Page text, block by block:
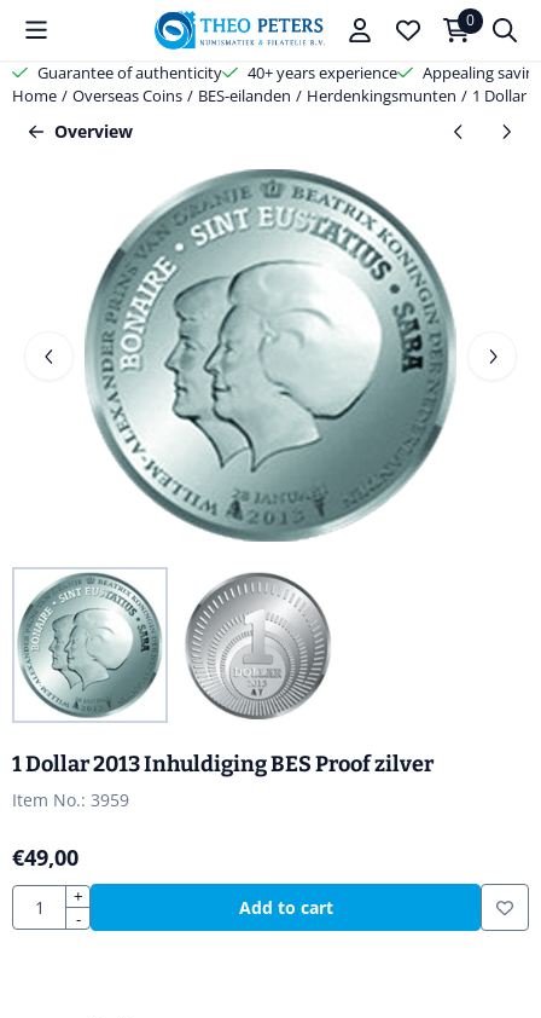
Cookie preferences are available. Choose settings or allow all
0
Guarantee of authenticity 40+ years experience
Appealing
Home / Overseas Coins / BES-eilanden / Herdenkingsmunten / 1 Dollar
Overview
1 Dollar 2013 Inhuldiging BES Proof zilver
Item No.: 3959
€49,00
Quantity
+
-
Add to cart